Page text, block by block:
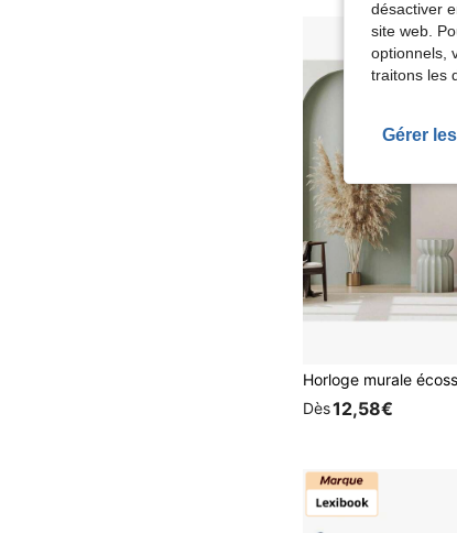
Dès12,58€
désactiver
site web.
optionnels,
traitons les
Gérer